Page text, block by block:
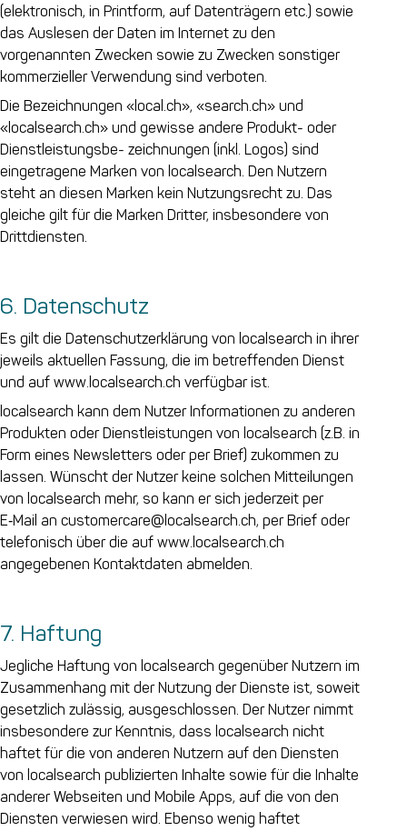
(elektronisch, in Printform, auf Datenträgern etc.) sowie
das Auslesen der Daten im Internet zu den
vorgenannten Zwecken sowie zu Zwecken sonstiger
kommerzieller Verwendung sind verboten.
Die Bezeichnungen «local.ch», «search.ch» und
«localsearch.ch» und gewisse andere Produkt- oder
Dienstleistungsbe- zeichnungen (inkl. Logos) sind
eingetragene Marken von localsearch. Den Nutzern
steht an diesen Marken kein Nutzungsrecht zu. Das
gleiche gilt für die Marken Dritter, insbesondere von
Drittdiensten.
6. Datenschutz
Es gilt die Datenschutzerklärung von localsearch in ihrer
jeweils aktuellen Fassung, die im betreffenden Dienst
und auf www.localsearch.ch verfügbar ist.
localsearch kann dem Nutzer Informationen zu anderen
Produkten oder Dienstleistungen von localsearch (z.B. in
Form eines Newsletters oder per Brief) zukommen zu
lassen. Wünscht der Nutzer keine solchen Mitteilungen
von localsearch mehr, so kann er sich jederzeit per
E‑Mail an customercare@localsearch.ch, per Brief oder
telefonisch über die auf www.localsearch.ch
angegebenen Kontaktdaten abmelden.
7. Haftung
Jegliche Haftung von localsearch gegenüber Nutzern im
Zusammenhang mit der Nutzung der Dienste ist, soweit
gesetzlich zulässig, ausgeschlossen. Der Nutzer nimmt
insbesondere zur Kenntnis, dass localsearch nicht
haftet für die von anderen Nutzern auf den Diensten
von localsearch publizierten Inhalte sowie für die Inhalte
anderer Webseiten und Mobile Apps, auf die von den
Diensten verwiesen wird. Ebenso wenig haftet